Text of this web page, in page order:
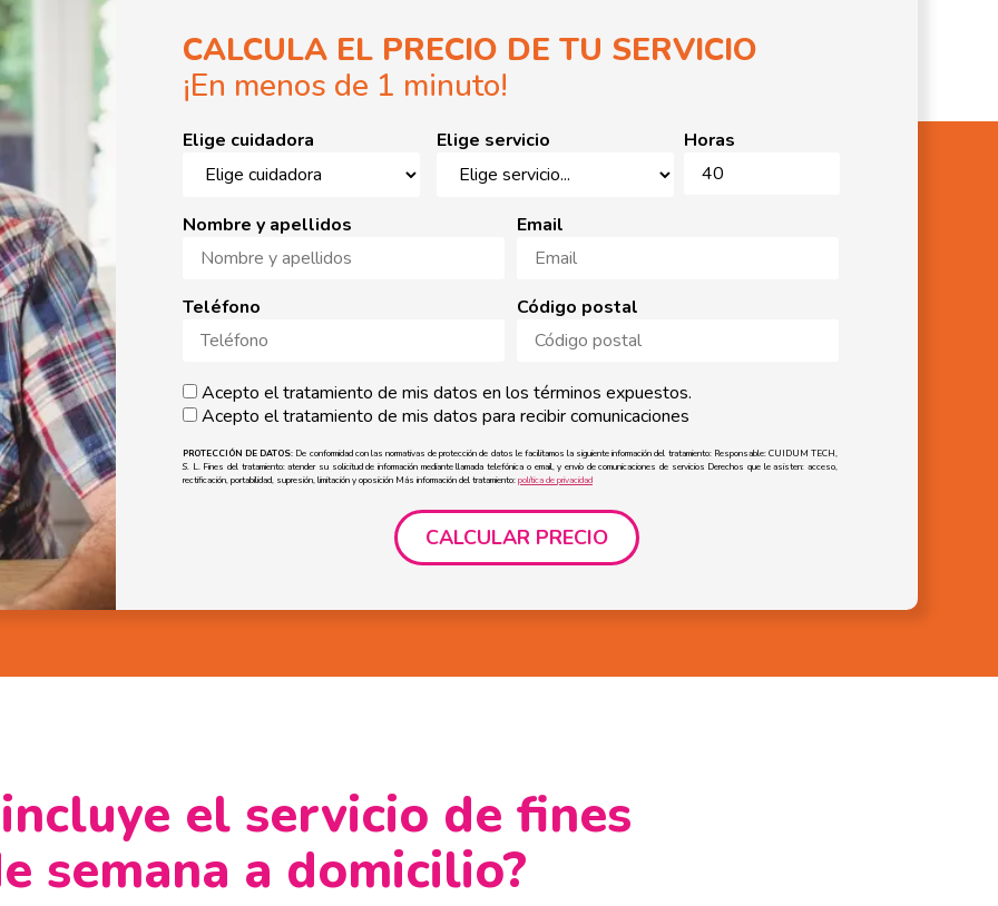
CALCULA EL PRECIO DE TU SERVICIO
¡En menos de 1 minuto!
Elige cuidadora Elige servicio Horas
Nombre y apellidos Email
Teléfono Código postal
Acepto el tratamiento de mis datos en los términos expuestos.
Acepto el tratamiento de mis datos para recibir comunicaciones
PROTECCIÓN DE DATOS: De conformidad con las normativas de protección de datos le facilitamos la siguiente información del tratamiento: Responsable: CUIDUM TECH,
S. L. Fines del tratamiento: atender su solicitud de información mediante llamada telefónica o email, y envío de comunicaciones de servicios Derechos que le asisten: acceso,
rectificación, portabilidad, supresión, limitación y oposición Más información del tratamiento:política de privacidad
el servicio de fines
semana a domicilio?